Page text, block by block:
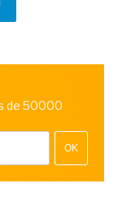
de 50000
OK